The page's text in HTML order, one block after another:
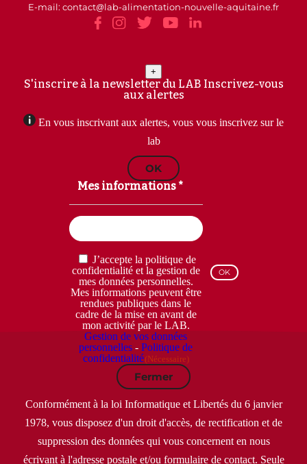
E-mail: contact
lab-alimentation-nouvelle-aquitaine.fr
+
S'inscrire à la newsletter du LAB Inscrivez-vous
aux alertes
En vous inscrivant aux alertes, vous vous inscrivez sur le
lab
OK
Mes informations *
RGPD
(Nécessaire)
J’accepte la politique de
confidentialité et la gestion de
mes données personnelles.
Mes informations peuvent être
rendues publiques dans le
cadre de la mise en avant de
mon activité par le LAB.
Gestion de vos données
personnelles -Politique de
confidentialité(Nécessaire)
Fermer
Conformément à la loi Informatique et Libertés du 6 janvier
1978, vous disposez d'un droit d'accès, de rectification et de
suppression des données qui vous concernent en nous
écrivant à l'adresse postale et/ou formulaire de contact. Seule